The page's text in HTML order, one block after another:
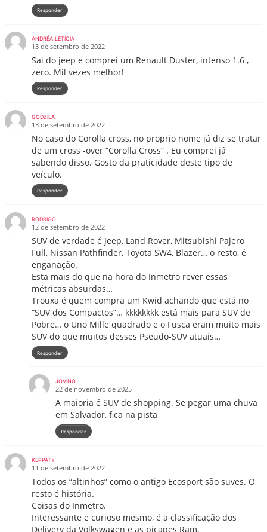
Responder
ANDRÉA LETÍCIA
13 de setembro de 2022
Sai do jeep e comprei um Renault Duster, intenso 1.6 ,
zero. Mil vezes melhor!
Responder
GODZILA
13 de setembro de 2022
No caso do Corolla cross, no proprio nome já diz se tratar
de um cross -over “Corolla Cross” . Eu comprei já
sabendo disso. Gosto da praticidade deste tipo de
veículo.
Responder
RODRIGO
12 de setembro de 2022
SUV de verdade é Jeep, Land Rover, Mitsubishi Pajero
Full, Nissan Pathfinder, Toyota SW4, Blazer… o resto, é
enganação.
Esta mais do que na hora do Inmetro rever essas
métricas absurdas…
Trouxa é quem compra um Kwid achando que está no
“SUV dos Compactos”… kkkkkkkk está mais para SUV de
Pobre… o Uno Mille quadrado e o Fusca eram muito mais
SUV do que muitos desses Pseudo-SUV atuais…
Responder
JOVINO
22 de novembro de 2025
A maioria é SUV de shopping. Se pegar uma chuva
em Salvador, fica na pista
Responder
KEPPATY
11 de setembro de 2022
Todos os “altinhos” como o antigo Ecosport são suves. O
resto é história.
Coisas do Inmetro.
Interessante e curioso mesmo, é a classificação dos
Delivery da Volkswagen e as picapes Ram.